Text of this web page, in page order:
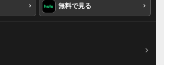
無料で見る